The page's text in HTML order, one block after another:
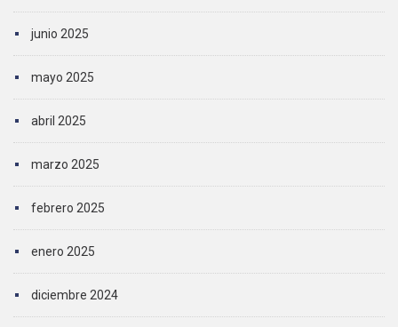
junio 2025
mayo 2025
abril 2025
marzo 2025
febrero 2025
enero 2025
diciembre 2024